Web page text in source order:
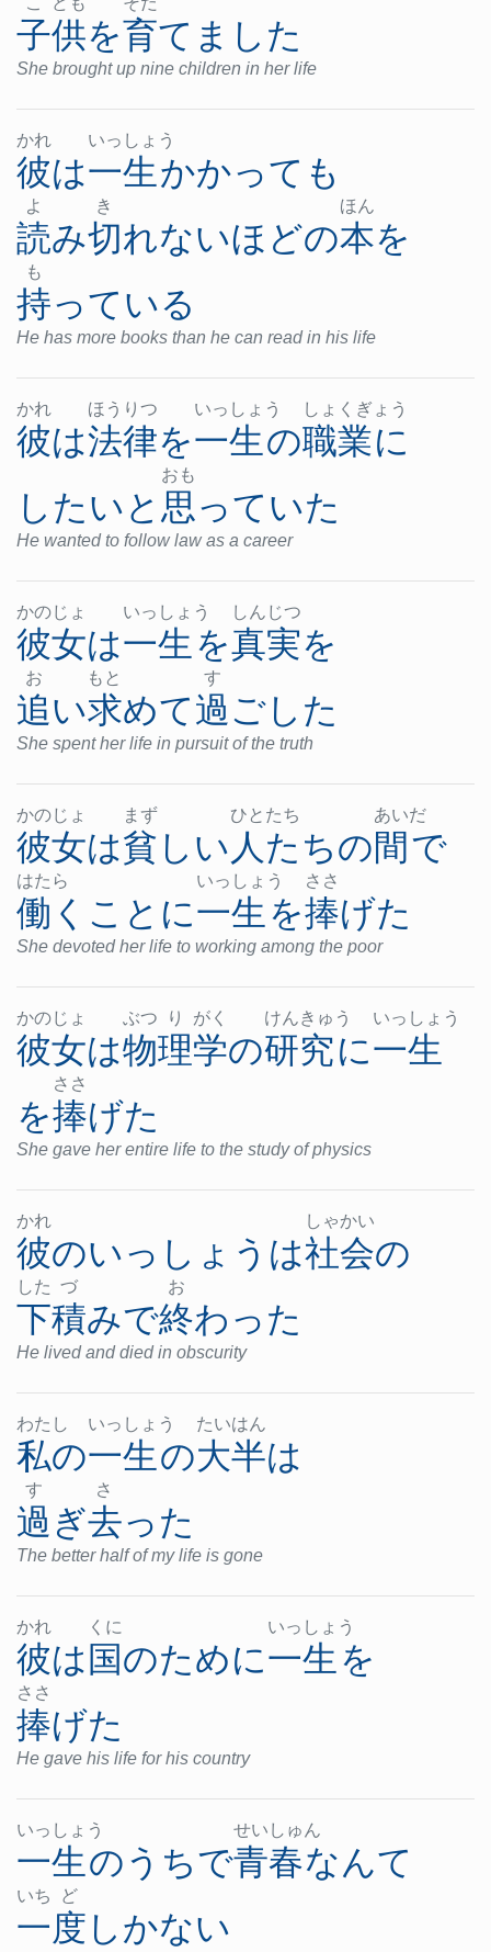
子供を育てました
She brought up nine children in her life
かれ
彼は
いっ しょ う
一生かかって も
よ き
読み切れないほどの
ほん
本を
も
持っている
He has more books than he can read in his life
かれ
彼は
ほう りつ
法律を
いっ しょ う
一生の
しょ くぎょう
職業に
したいと
おも
思っていた
He wanted to follow law as a career
かのじょ
彼女は
いっ しょ う
一生を
しん じつ
真実を
お もと
追い求めて
す
過ごした
She spent her life in pursuit of the truth
かのじょ
彼女は
まず
貧しい
ひと たち
人たちの
あいだ
間で
はた ら
働く こと に
いっ しょ う
一生を
ささ
捧げた
She devoted her life to working among the poor
かのじょ
彼女は
ぶつ り がく
物理学の
けんきゅ う
研究に
いっ しょ う
一生
を
ささ
捧げた
She gave her entire life to the study of physics
かれ
彼のいっしょう は
しゃかい
社会の
した づ
下積みで
お
終わった
He lived and died in obscurity
わた し
私の
いっ しょ う
一生の
たいはん
大半は
す さ
過ぎ去った
The better half of my life is gone
かれ
彼は
くに
国のために
いっ しょ う
一生を
ささ
捧げた
He gave his life for his country
いっ しょ う
一生のうちで
せい しゅん
青春なんて
いち ど
一度 しかない